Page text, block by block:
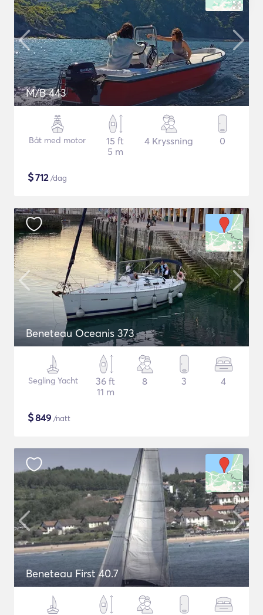
M/B 443
Båt med motor
15 ft
5 m
4 Kryssning 0
$712/dag
Beneteau Oceanis 373
Segling Yacht
36 ft
11 m
8 3 4
$849 /natt
Beneteau First 40.7